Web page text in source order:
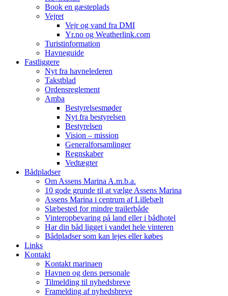
Book en gæsteplads
Vejret
Vejr og vand fra DMI
Yr.no og Weatherlink.com
Turistinformation
Havneguide
Fastliggere
Nyt fra havnelederen
Takstblad
Ordensreglement
Amba
Bestyrelsesmøder
Nyt fra bestyrelsen
Bestyrelsen
Vision – mission
Generalforsamlinger
Regnskaber
Vedtægter
Bådpladser
Om Assens Marina A.m.b.a.
10 gode grunde til at vælge Assens Marina
Assens Marina i centrum af Lillebælt
Slæbested for mindre trailerbåde
Vinteropbevaring på land eller i bådhotel
Har din båd ligget i vandet hele vinteren
Bådpladser som kan lejes eller købes
Links
Kontakt
Kontakt marinaen
Havnen og dens personale
Tilmelding til nyhedsbreve
Framelding af nyhedsbreve